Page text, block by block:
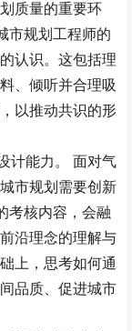
质量的重要环
市规划工程师的
认识。这包括理
、倾听并合理吸
以推动共识的形
计能力。
面对气
市规划需要创新
考核内容，会融
沿理念的理解与
上，思考如何通
品质、促进城市